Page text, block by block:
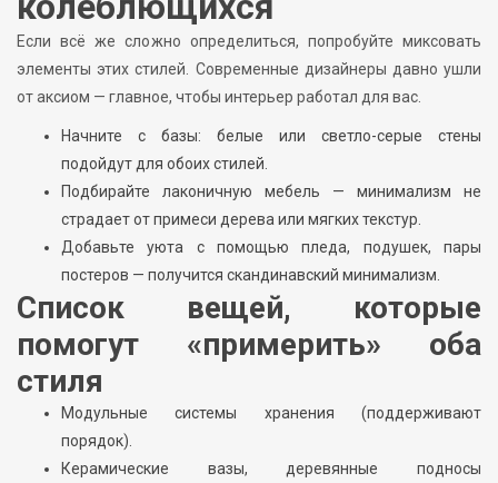
Если всё же сложно определиться, попробуйте миксовать
элементы этих стилей. Современные дизайнеры давно ушли
от аксиом — главное, чтобы интерьер работал для вас.
Начните с базы: белые или светло-серые стены
подойдут для обоих стилей.
Подбирайте лаконичную мебель — минимализм не
страдает от примеси дерева или мягких текстур.
Добавьте уюта с помощью пледа, подушек, пары
постеров — получится скандинавский минимализм.
Список вещей, которые
помогут «примерить» оба
стиля
Модульные системы хранения (поддерживают
порядок).
Керамические вазы, деревянные подносы